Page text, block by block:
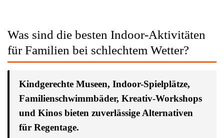
Was sind die besten Indoor-Aktivitäten
für Familien bei schlechtem Wetter?
Kindgerechte Museen, Indoor-Spielplätze,
Familienschwimmbäder, Kreativ-Workshops
und Kinos bieten zuverlässige Alternativen
für Regentage.